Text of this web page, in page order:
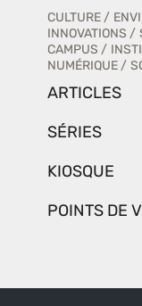
CULTURE
INNOVATIONS
CAMPUS
NUMÉRIQUE
ARTICLES
SÉRIES
KIOSQUE
POINTS DE